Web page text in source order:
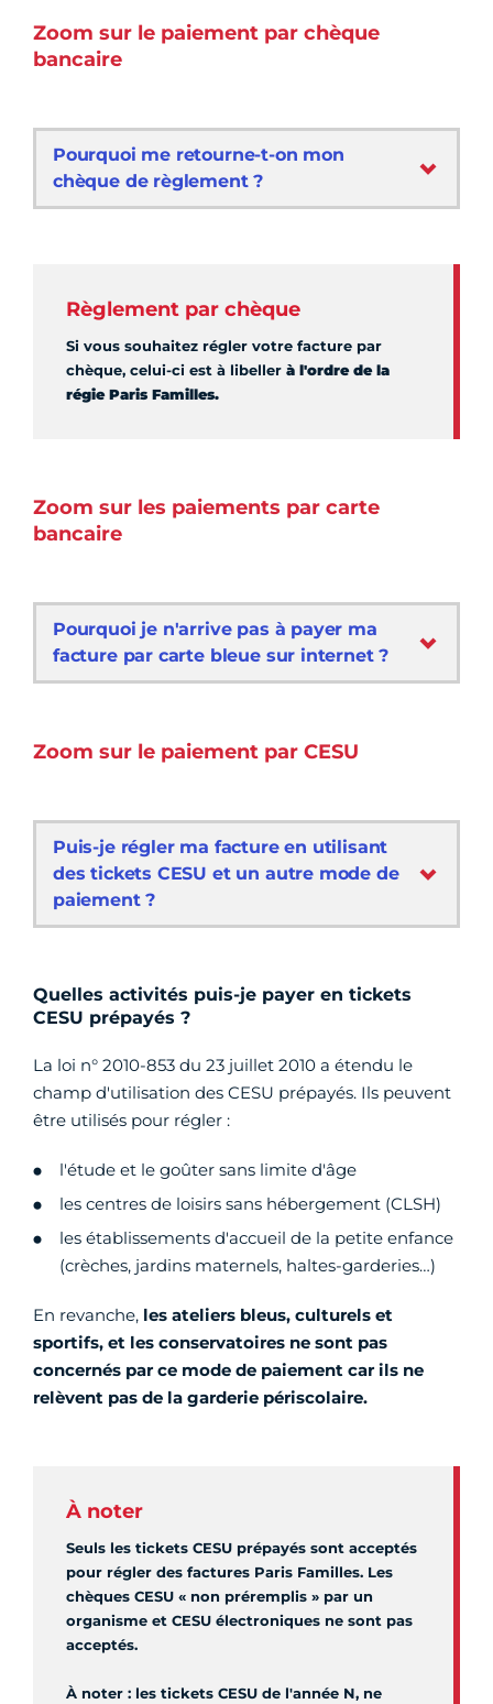
Zoom sur le paiement par chèque
bancaire
Pourquoi me retourne-t-on mon
chèque de règlement ?
Règlement par chèque
Si vous souhaitez régler votre facture par
chèque, celui-ci est à libeller à l'ordre de la
régie Paris Familles.
Zoom sur les paiements par carte
bancaire
Pourquoi je n'arrive pas à payer ma
facture par carte bleue sur internet ?
Zoom sur le paiement par CESU
Puis-je régler ma facture en utilisant
des tickets CESU et un autre mode de
paiement ?
Quelles activités puis-je payer en tickets
CESU prépayés ?
La loi n° 2010-853 du 23 juillet 2010 a étendu le
champ d'utilisation des CESU prépayés. Ils peuvent
être utilisés pour régler :
l'étude et le goûter sans limite d'âge
les centres de loisirs sans hébergement (CLSH)
les établissements d'accueil de la petite enfance
(crèches, jardins maternels, haltes-garderies…)
En revanche, les ateliers bleus, culturels et
sportifs, et les conservatoires ne sont pas
concernés par ce mode de paiement car ils ne
relèvent pas de la garderie périscolaire.
À noter
Seuls les tickets CESU prépayés sont acceptés
pour régler des factures Paris Familles. Les
chèques CESU « non préremplis » par un
organisme et CESU électroniques ne sont pas
acceptés.
À noter : les tickets CESU de l'année N, ne